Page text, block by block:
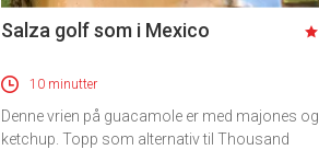
Salza golf som i Mexico
10 minutter
Denne vrien på guacamole er med majones og
ketchup. Topp som alternativ til Thousand